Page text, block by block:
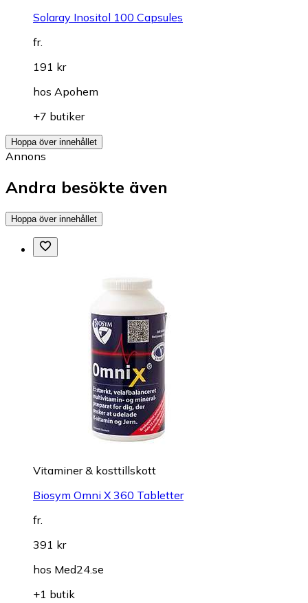
Solaray Inositol 100 Capsules
fr.
191 kr
hos Apohem
+7 butiker
Hoppa över innehållet
Annons
Andra besökte även
Hoppa över innehållet
Vitaminer & kosttillskott
Biosym Omni X 360 Tabletter
fr.
391 kr
hos Med24.se
+1 butik